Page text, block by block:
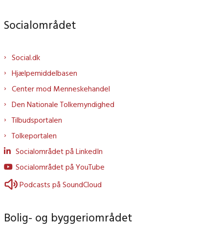
Socialområdet
Social.dk
Hjælpemiddelbasen
Center mod Menneskehandel
Den Nationale Tolkemyndighed
Tilbudsportalen
Tolkeportalen
Socialområdet på LinkedIn
Socialområdet på YouTube
Podcasts på SoundCloud
Bolig- og byggeriområdet